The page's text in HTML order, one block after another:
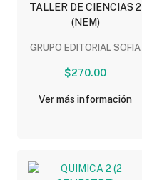
TALLER DE CIENCIAS 2
(NEM)
GRUPO EDITORIAL SOFIA
$270.00
Ver más información